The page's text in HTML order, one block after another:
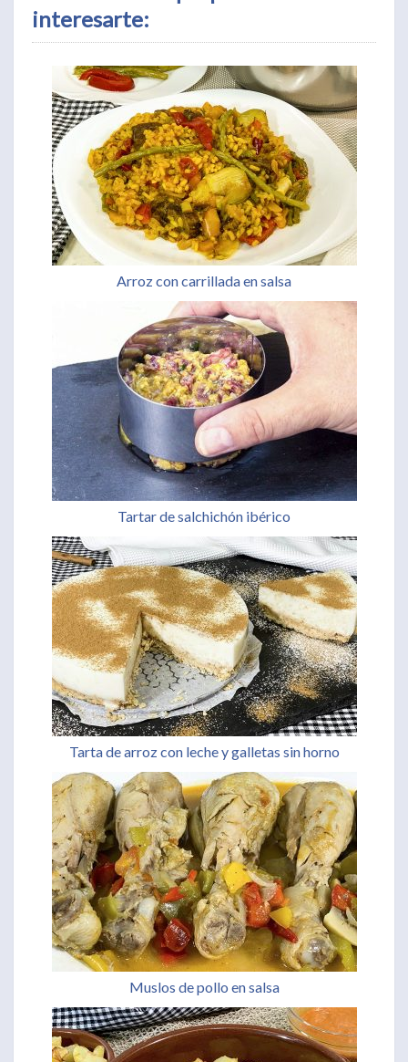
interesarte:
Arroz con carrillada en salsa
Tartar de salchichón ibérico
Tarta de arroz con leche y galletas sin horno
Muslos de pollo en salsa